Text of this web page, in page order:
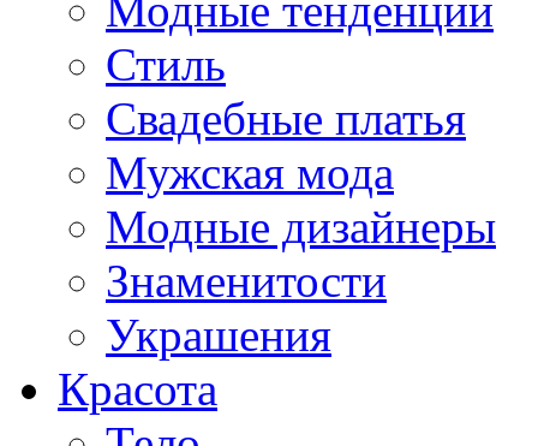
Стиль
Свадебные платья
Мужская мода
Модные дизайнеры
Знаменитости
Украшения
Красота